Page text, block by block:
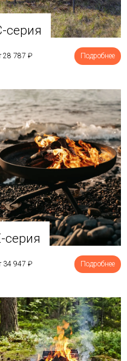
серия
28 787 ₽ Подробнее
серия
34 947 ₽ Подробнее